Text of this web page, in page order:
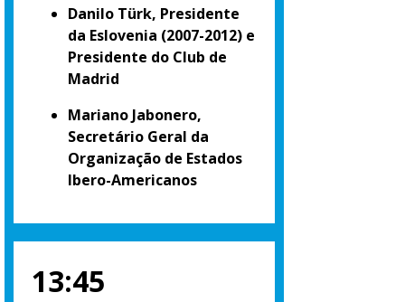
Danilo Türk, Presidente
da Eslovenia (2007-2012) e
Presidente do Club de
Madrid
Mariano Jabonero,
Secretário Geral da
Organização de Estados
Ibero-Americanos
13:45